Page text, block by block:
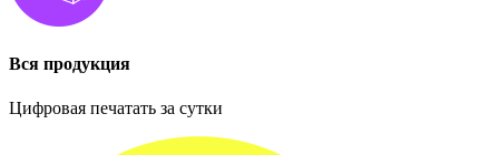
Вся продукция
Цифровая печатать за сутки